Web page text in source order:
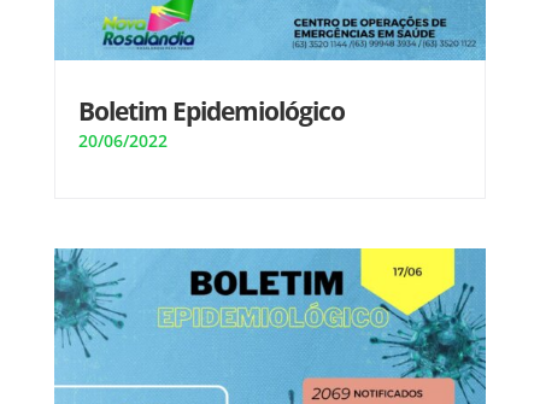
Boletim Epidemiológico
20/06/2022